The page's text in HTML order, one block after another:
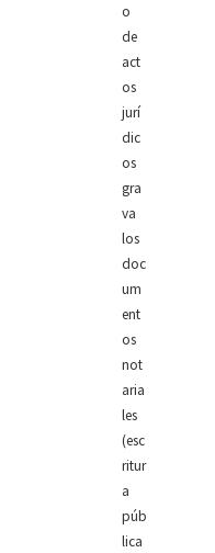
o
de
act
os
jurí
dic
os
gra
va
los
doc
um
ent
os
not
aria
les
(esc
ritur
a
púb
lica